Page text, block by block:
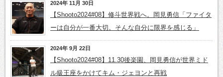
2024年 11月 30日
【Shooto2024#08】修斗世界戦へ。岡見勇信「ファイタ
ーは自分が一番大切。そんな自分に限界を感じる」
2024年 9月 22日
【Shooto2024#08】11.30後楽園、岡見勇信が世界ミド
ル級王座をかけてキム・ジェヨンと再戦